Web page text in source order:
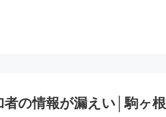
の情報が漏えい│駒ヶ根